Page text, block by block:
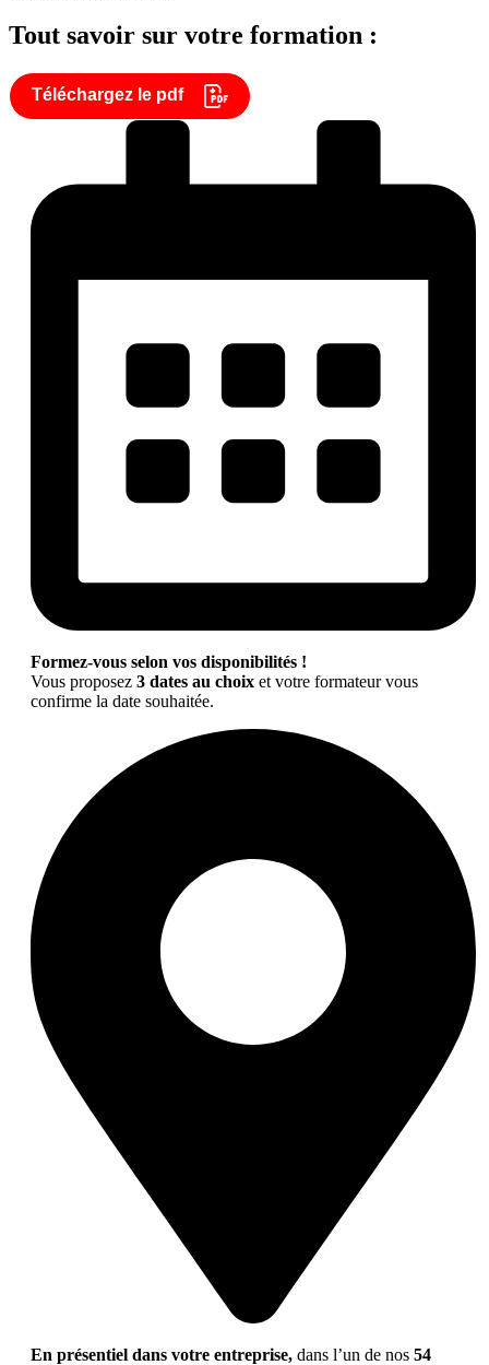
Tout savoir sur votre formation :
Téléchargez le pdf
Formez-vous selon vos disponibilités !
Vous proposez 3 dates au choix et votre formateur vous
confirme la date souhaitée.
En présentiel dans votre entreprise, dans l’un de nos 54